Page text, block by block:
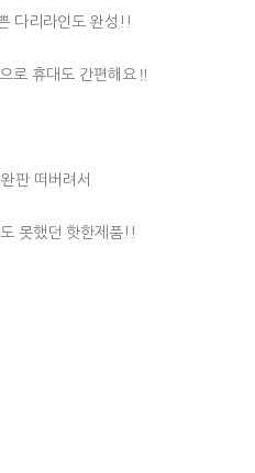
다리라인도 완성!!
로 휴대도 간편해요‼️
판 떠버려서
못했던 핫한제품!!